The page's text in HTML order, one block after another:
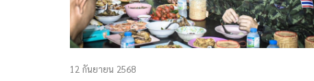
12 กันยายน 2568